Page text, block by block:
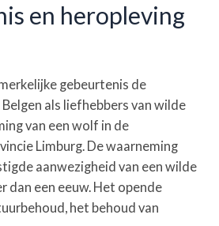
en heropleving
gebeurtenis de
als liefhebbers van wilde
van een wolf in de
Limburg. De waarneming
aanwezigheid van een wilde
dan een eeuw. Het opende
het behoud van